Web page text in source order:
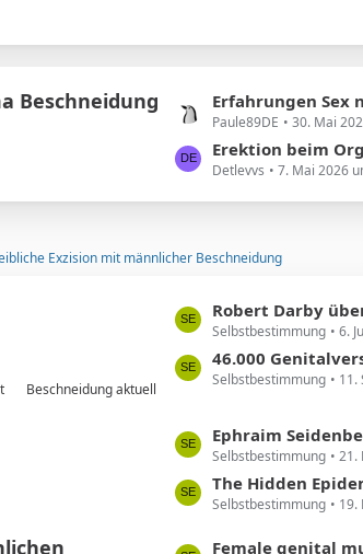
g
B
r
ä
Beschneidung
L
e
t
z
t
e
t
ä
Erfahrungen Sex
Paule89DE 30. Mai
Erektion beim
Detlevvs 7. Mai 2026
Exzision mit männlicher Beschneidung
L
e
t
z
e
B
e
i
Robert Darby
Selbstbestimmung 6.
46.000
Selbstbestimmung 11.
Beschneidung aktuell
L
e
t
z
Ephraim Seidenberg:
Selbstbestimmung 21.
The Hidden Epidemic of
Selbstbestimmung 19.
L Female genital mutilation vs